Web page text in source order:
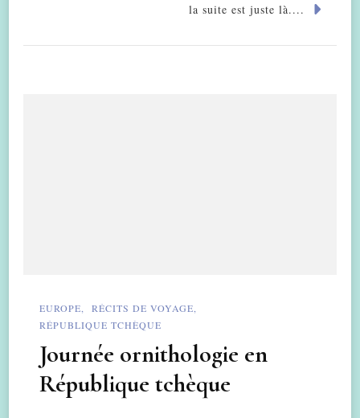
la suite est juste là....
EUROPE
RÉCITS DE VOYAGE
RÉPUBLIQUE TCHÈQUE
Journée ornithologie en
République tchèque